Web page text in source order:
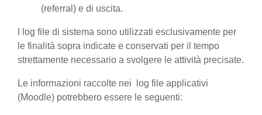
(referral) e di uscita.
I log file di sistema sono utilizzati esclusivamente per
le finalità sopra indicate e conservati per il tempo
strettamente necessario a svolgere le attività precisate.
Le informazioni raccolte nei log file applicativi
(Moodle) potrebbero essere le seguenti: